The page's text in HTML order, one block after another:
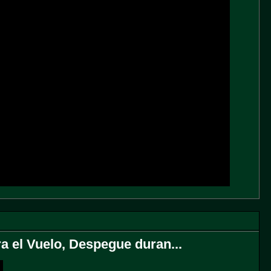
el Vuelo, Despegue duran...